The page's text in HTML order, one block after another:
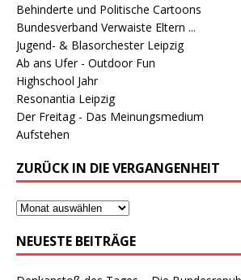
Behinderte und Politische Cartoons
Bundesverband Verwaiste Eltern ...
Jugend- & Blasorchester Leipzig
Ab ans Ufer - Outdoor Fun
Highschool Jahr
Resonantia Leipzig
Der Freitag - Das Meinungsmedium
Aufstehen
ZURÜCK IN DIE VERGANGENHEIT
NEUESTE BEITRÄGE